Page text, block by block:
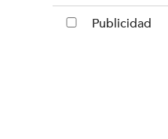
COMPRAR Publicidad